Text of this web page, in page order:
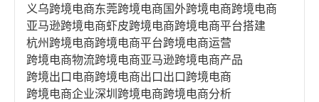
义乌跨境电商东莞跨境电商国外跨境电商跨境电商
亚马逊跨境电商虾皮跨境电商跨境电商平台搭建
杭州跨境电商跨境电商平台跨境电商运营
跨境电商物流跨境电商亚马逊跨境电商产品
跨境出口电商跨境电商出口出口跨境电商
跨境电商企业深圳跨境电商跨境电商分析